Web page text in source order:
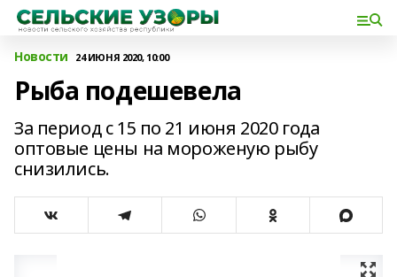
Новости 24 ИЮНЯ 2020, 10:00
Рыба подешевела
За период с 15 по 21 июня 2020 года
оптовые цены на мороженую рыбу
снизились.